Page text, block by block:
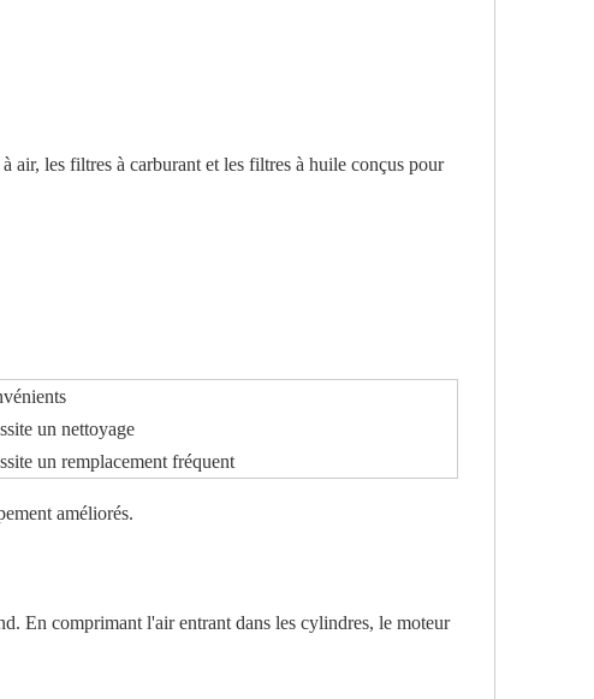
air, les filtres à carburant et les filtres à huile conçus pour
un nettoyage
un remplacement fréquent
améliorés.
En comprimant l'air entrant dans les cylindres, le moteur